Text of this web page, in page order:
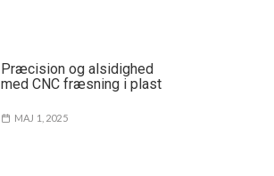
Præcision og alsidighed
med CNC fræsning i plast
MAJ 1, 2025